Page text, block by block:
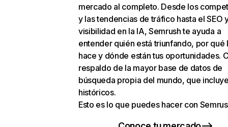
mercado al completo. Desde los
y las tendencias de tráfico hasta el SEO
visibilidad en la IA, Semrush te ayuda a
entender quién está triunfando, por qué
hace y dónde están tus oportunidades.
respaldo de la mayor base de datos de
búsqueda propia del mundo, que
históricos.
Esto es lo que puedes hacer con